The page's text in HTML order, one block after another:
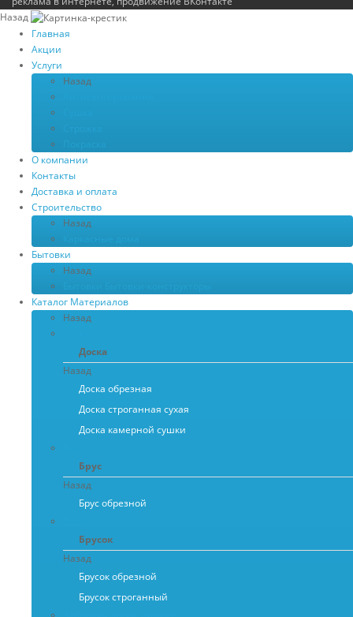
Назад
Главная
Акции
Услуги
Назад
О компании
Контакты
Доставка и оплата
Строительство
Назад
Бытовки
Назад
Каталог Материалов
Назад
Доска
Назад
Доска обрезная
Доска строганная сухая
Доска камерной сушки
Брус
Назад
Брус обрезной
Брусок
Назад
Брусок обрезной
Брусок строганный